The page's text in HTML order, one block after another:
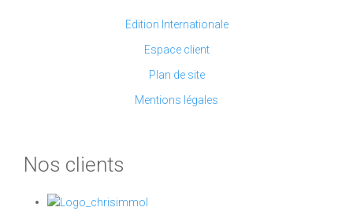
Edition Internationale
Espace client
Plan de site
Mentions légales
Nos clients